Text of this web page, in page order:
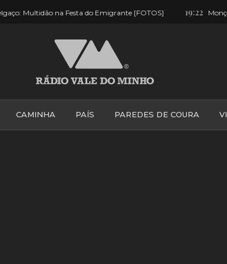
19:22 Monção: Colisão entre ligeiro e trotinete provoca um
CAMINHA PAÍS PAREDES DE COURA